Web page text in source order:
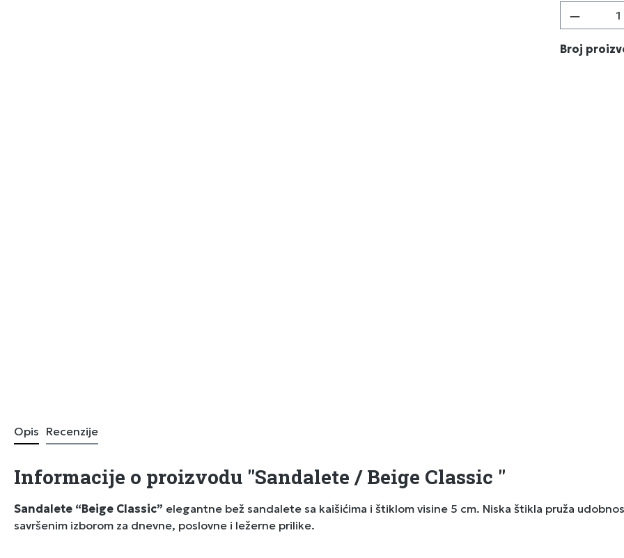
Broj
Opis Recenzije
Informacije o proizvodu "Sandalete / Beige Classic "
Sandalete “Beige Classic” elegantne bež sandalete sa kaišićima i štiklom visine 5 cm. Niska štikla pruža
savršenim izborom za dnevne, poslovne i ležerne prilike.